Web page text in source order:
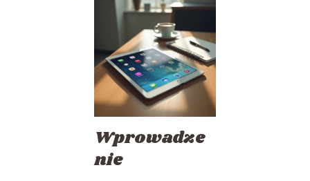
Wprowadze
nie